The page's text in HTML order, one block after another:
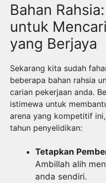
Bahan
untuk
yang Berjaya
Sekarang kita sudah
beberapa bahan rahsia
carian pekerjaan anda.
istimewa untuk
arena yang kompetitif
tahun penyelidikan:
Tetapkan
Ambillah alih
anda sendiri.